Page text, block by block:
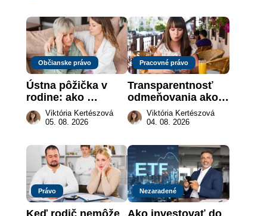
Občianske právo
Ústna pôžička v
rodine: ako
vymôcť peniaze,
keď na papieri nie
Viktória Kertészová
05. 08. 2026
Pracovné právo
Transparentnosť
odmeňovania ako
právna povinnosť:
revolúcia na
práce
Viktória Kertészová
04. 08. 2026
Právo Nezaradené